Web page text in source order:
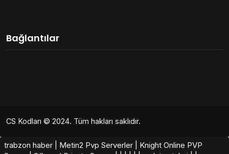
Bağlantılar
CS Kodları © 2024. Tüm hakları saklıdır.
trabzon haber Metin2 Pvp Serverler
Knight Online PVP